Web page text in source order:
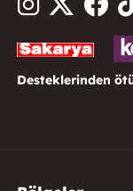
Desteklerinden